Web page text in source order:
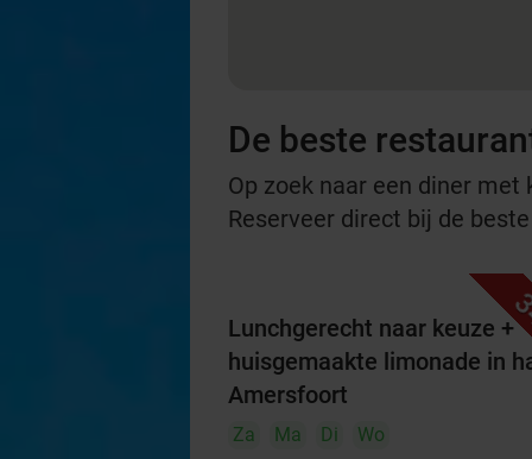
De beste
Op zoek naar een diner
Reserveer direct bij de
Lunchgerecht naar keuze +
huisgemaakte limonade in
Amersfoort
Za Ma Di
Wo